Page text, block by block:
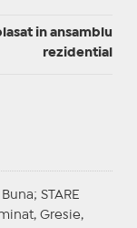
in ansamblu
rezidential
Buna; STARE
Gresie,